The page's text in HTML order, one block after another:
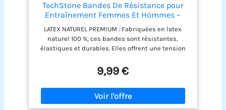
TechStone Bandes De Résistance pour
Entraînement Femmes Et Hommes –
Pack De 5 Niveaux Différents Bandes
Élastiques Haute Résistance pour Salle
De Sport Maison – Kit Fitness avec Sac
De Transport
LATEX NATUREL PREMIUM : Fabriquées en latex
naturel 100 %, ces bandes sont résistantes,
élastiques et durables. Elles offrent une tension
utilisation quotidienne et garantissent un
entraînement sûr et efficace. 5 NIVEAUX DE
RÉSISTANCE : Le set comprend des bandes allant
de 10 lbs à 115 lbs combinés, permettant d’ajuster
facilement l’intensité. Idéal pour débutants
9,99 €